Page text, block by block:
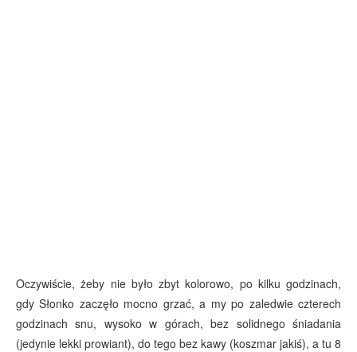
Oczywiście, żeby nie było zbyt kolorowo, po kilku godzinach,
gdy Słonko zaczęło mocno grzać, a my po zaledwie czterech
godzinach snu, wysoko w górach, bez solidnego śniadania
(jedynie lekki prowiant), do tego bez kawy (koszmar jakiś), a tu 8